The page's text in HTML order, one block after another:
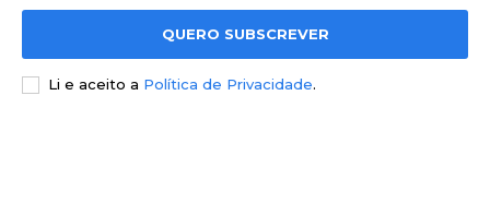
QUERO SUBSCREVER
Li e aceito a Política de Privacidade.